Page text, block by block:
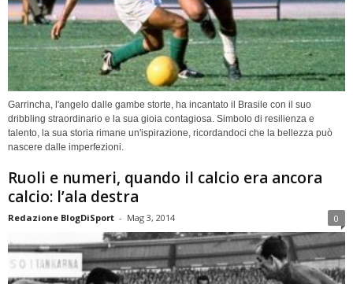
Garrincha, l'angelo dalle gambe storte, ha incantato il Brasile con il suo
dribbling straordinario e la sua gioia contagiosa. Simbolo di resilienza e
talento, la sua storia rimane un'ispirazione, ricordandoci che la bellezza può
nascere dalle imperfezioni.
Ruoli e numeri, quando il calcio era ancora
calcio: l’ala destra
Redazione BlogDiSport - Mag 3, 2014 0